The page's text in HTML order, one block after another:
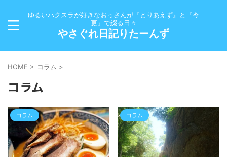
ゆるいハクスラが好きなおっさんが『とりあえず』と『今
更』で綴る日々
やさぐれ日記りたーんず
HOME > コラム >
コラム
コラム コラム